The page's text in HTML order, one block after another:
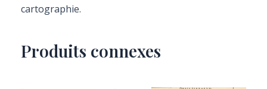
cartographie.
Produits connexes